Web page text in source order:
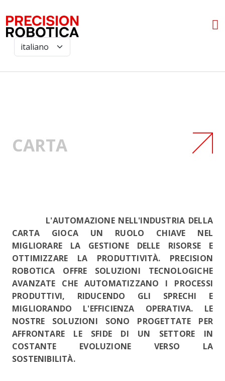
CARTA
L'AUTOMAZIONE NELL'INDUSTRIA DELLA
CARTA GIOCA UN RUOLO CHIAVE NEL
MIGLIORARE LA GESTIONE DELLE RISORSE E
OTTIMIZZARE LA PRODUTTIVITÀ. PRECISION
ROBOTICA OFFRE SOLUZIONI TECNOLOGICHE
AVANZATE CHE AUTOMATIZZANO I PROCESSI
PRODUTTIVI, RIDUCENDO GLI SPRECHI E
MIGLIORANDO L'EFFICIENZA OPERATIVA. LE
NOSTRE SOLUZIONI SONO PROGETTATE PER
AFFRONTARE LE SFIDE DI UN SETTORE IN
COSTANTE EVOLUZIONE VERSO LA
SOSTENIBILITÀ.